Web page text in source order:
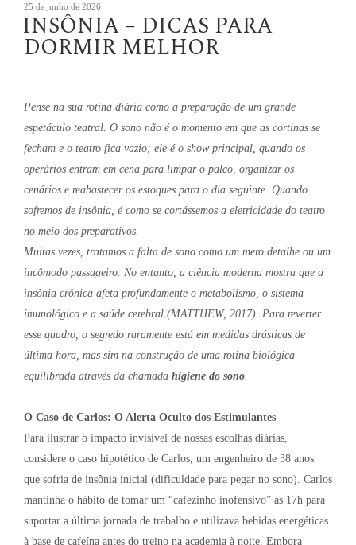
Publicado
em
25 de junho de 2026
INSÔNIA – DICAS PARA
DORMIR MELHOR
Pense na sua rotina diária como a preparação de um grande
espetáculo teatral. O sono não é o momento em que as cortinas se
fecham e o teatro fica vazio; ele é o show principal, quando os
operários entram em cena para limpar o palco, organizar os
cenários e reabastecer os estoques para o dia seguinte. Quando
sofremos de insônia, é como se cortássemos a eletricidade do teatro
no meio dos preparativos.
Muitas vezes, tratamos a falta de sono como um mero detalhe ou um
incômodo passageiro. No entanto, a ciência moderna mostra que a
insônia crônica afeta profundamente o metabolismo, o sistema
imunológico e a saúde cerebral (MATTHEW, 2017). Para reverter
esse quadro, o segredo raramente está em medidas drásticas de
última hora, mas sim na construção de uma rotina biológica
equilibrada através da chamada higiene do sono
O Caso de Carlos: O Alerta Oculto dos Estimulantes
Para ilustrar o impacto invisível de nossas escolhas diárias,
considere o caso hipotético de Carlos, um engenheiro de 38 anos
que sofria de insônia inicial (dificuldade para pegar no sono). Carlos
mantinha o hábito de tomar um “cafezinho inofensivo” às 17h para
suportar a última jornada de trabalho e utilizava bebidas energéticas
à base de cafeína antes do treino na academia à noite. Embora